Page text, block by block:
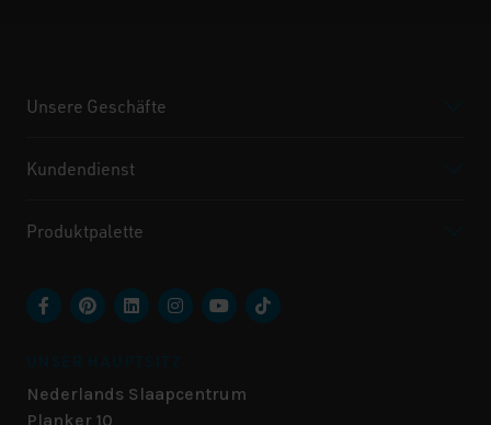
Unsere Geschäfte
Kundendienst
Produktpalette
Nederlands Slaapcentrum
Planker 10